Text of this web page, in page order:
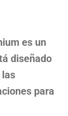
es un
diseñado
las
para